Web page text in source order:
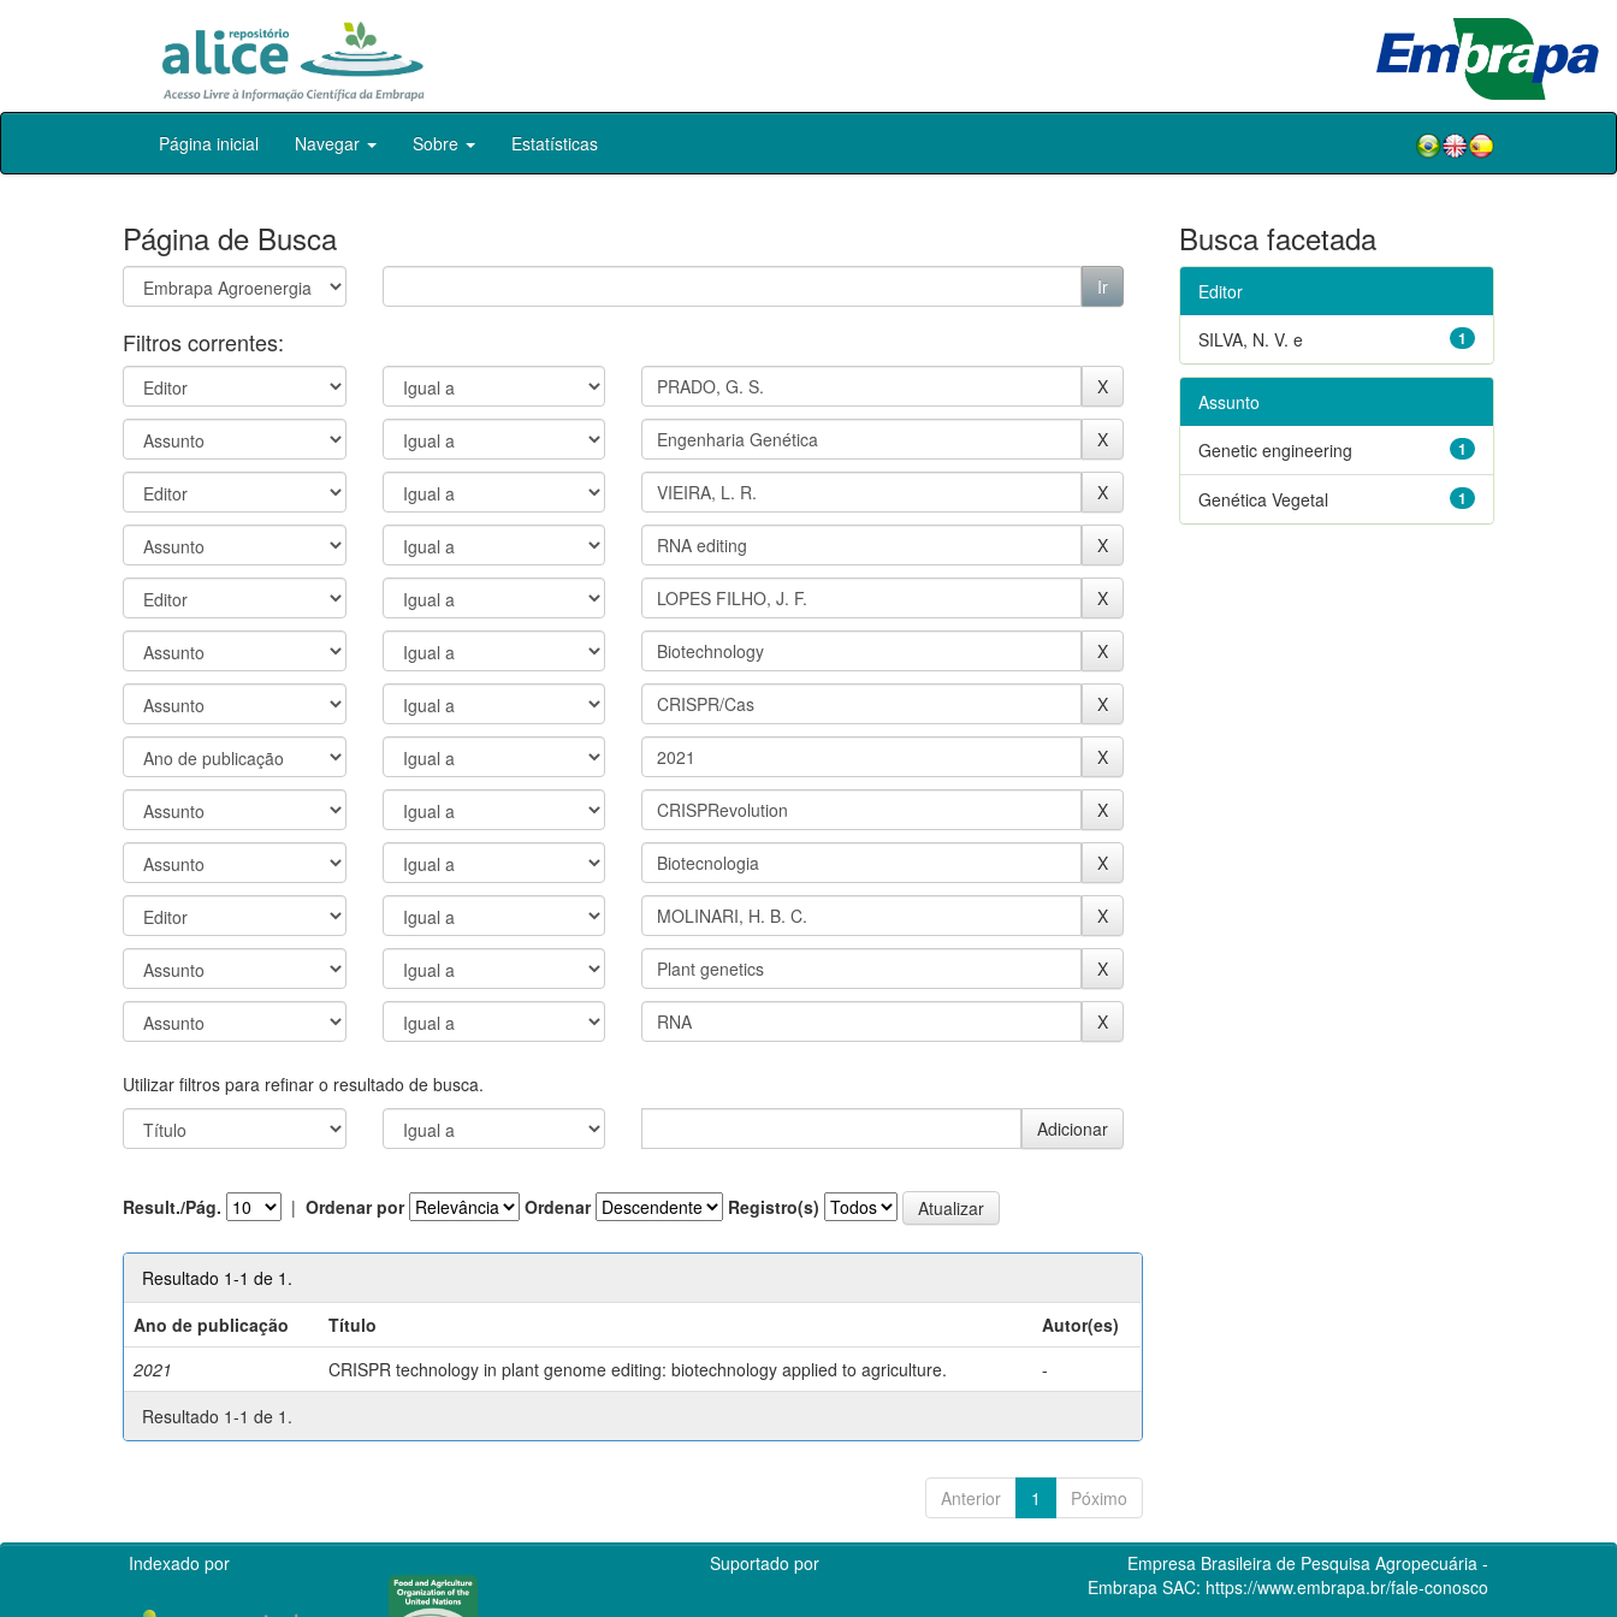
Skip
Página inicial Navegar Sobre Estatísticas
Página de Busca
Filtros correntes:
Utilizar filtros para refinar o resultado de busca.
Result./Pág. | Ordenar por Ordenar Registro(s)
Resultado 1-1 de 1.
Ano de publicação
Título
Autor(es)
2021
CRISPR technology in plant genome editing: biotechnology applied to agriculture.
-
Resultado 1-1 de 1.
Anterior 1 Póximo
Busca facetada
Editor
1
SILVA, N. V. e
Assunto
1
Genetic engineering
1
Genética Vegetal
Indexado por Suportado por
Empresa Brasileira de Pesquisa Agropecuária -
Embrapa SAC: https://www.embrapa.br/fale-conosco